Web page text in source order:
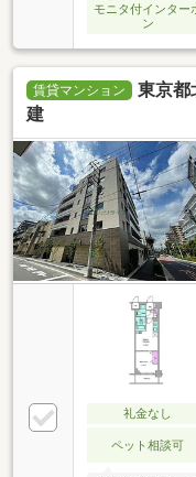
モニタ付インター
ン
賃貸マンション
東京都
建
礼金なし
ペット相談可